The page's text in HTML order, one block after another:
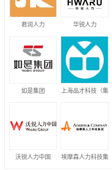
君润人力 华锐人力
如是集团 上海品才科技（集
沃锐人力中国 埃摩森人力科技集